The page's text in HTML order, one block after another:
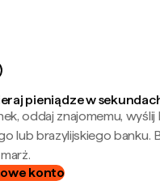
pieniądze w
oddaj znajomemu,
lub brazylijskiego banku.
konto